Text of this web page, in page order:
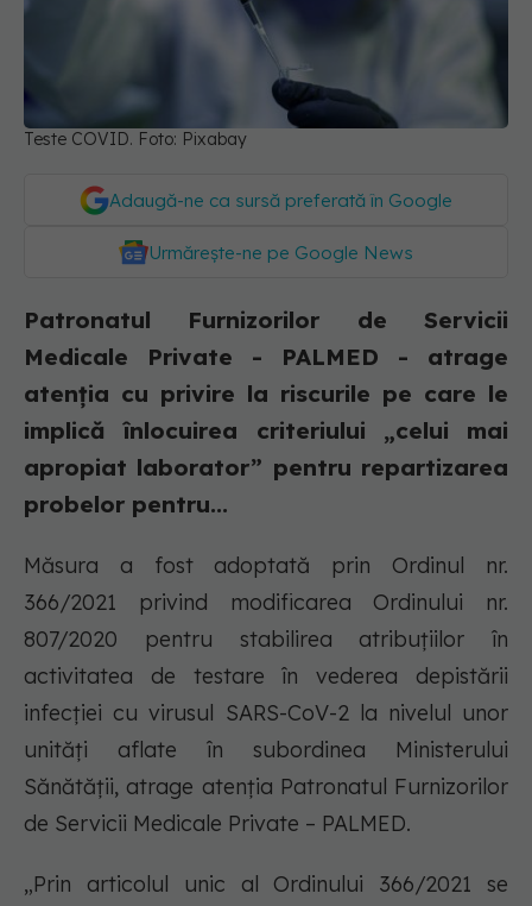
Teste COVID. Foto: Pixabay
Adaugă-ne ca sursă preferată în Google
Urmărește-ne pe Google News
Patronatul Furnizorilor de Servicii
Medicale Private - PALMED - atrage
atenția cu privire la riscurile pe care le
implică înlocuirea criteriului „celui mai
apropiat laborator” pentru repartizarea
probelor pentru...
Măsura a fost adoptată prin Ordinul nr.
366/2021 privind modificarea Ordinului nr.
807/2020 pentru stabilirea atribuțiilor în
activitatea de testare în vederea depistării
infecției cu virusul SARS-CoV-2 la nivelul unor
unități aflate în subordinea Ministerului
Sănătății, atrage atenția Patronatul Furnizorilor
de Servicii Medicale Private – PALMED.
„Prin articolul unic al Ordinului 366/2021 se